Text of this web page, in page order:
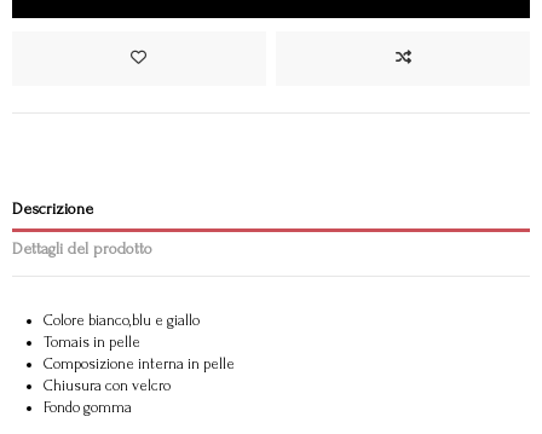
Descrizione
Dettagli del prodotto
Colore bianco,blu e giallo
Tomais in pelle
Composizione interna in pelle
Chiusura con velcro
Fondo gomma